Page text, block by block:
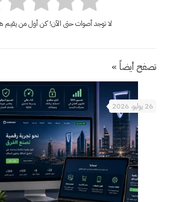
لا توجد أصوات حتى الآن! كن أول من يقيم
تصفح أيضاً »
26 يوليو، 2026